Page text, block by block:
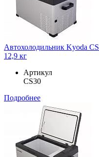
Автохолодильник Kyoda
12,9 кг
Артикул
CS30
Подробнее